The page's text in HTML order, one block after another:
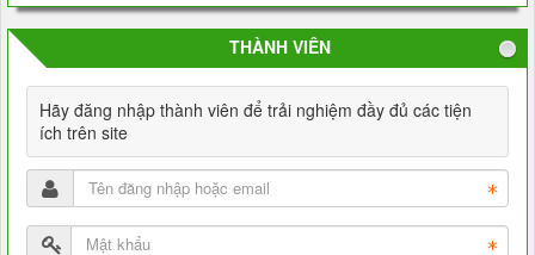
THÀNH VIÊN
Hãy đăng nhập thành viên để trải nghiệm đầy đủ các tiện
ích trên site